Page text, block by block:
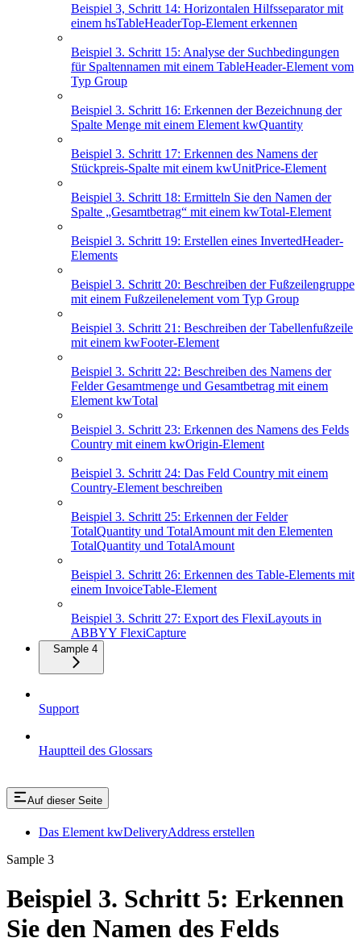
Beispiel 3, Schritt 14: Horizontalen Hilfsseparator mit
einem hsTableHeaderTop-Element erkennen
Beispiel 3. Schritt 15: Analyse der Suchbedingungen
für Spaltennamen mit einem TableHeader-Element vom
Typ Group
Beispiel 3. Schritt 16: Erkennen der Bezeichnung der
Spalte Menge mit einem Element kwQuantity
Beispiel 3. Schritt 17: Erkennen des Namens der
Stückpreis-Spalte mit einem kwUnitPrice-Element
Beispiel 3. Schritt 18: Ermitteln Sie den Namen der
Spalte „Gesamtbetrag“ mit einem kwTotal-Element
Beispiel 3. Schritt 19: Erstellen eines InvertedHeader-
Elements
Beispiel 3. Schritt 20: Beschreiben der Fußzeilengruppe
mit einem Fußzeilenelement vom Typ Group
Beispiel 3. Schritt 21: Beschreiben der Tabellenfußzeile
mit einem kwFooter-Element
Beispiel 3. Schritt 22: Beschreiben des Namens der
Felder Gesamtmenge und Gesamtbetrag mit einem
Element kwTotal
Beispiel 3. Schritt 23: Erkennen des Namens des Felds
Country mit einem kwOrigin-Element
Beispiel 3. Schritt 24: Das Feld Country mit einem
Country-Element beschreiben
Beispiel 3. Schritt 25: Erkennen der Felder
TotalQuantity und TotalAmount mit den Elementen
TotalQuantity und TotalAmount
Beispiel 3. Schritt 26: Erkennen des Table-Elements mit
einem InvoiceTable-Element
Beispiel 3. Schritt 27: Export des FlexiLayouts in
ABBYY FlexiCapture
Sample 4
Support
Hauptteil des Glossars
Auf dieser Seite
Das Element kwDeliveryAddress erstellen
Sample 3
Beispiel 3. Schritt 5: Erkennen
Sie den Namen des Felds